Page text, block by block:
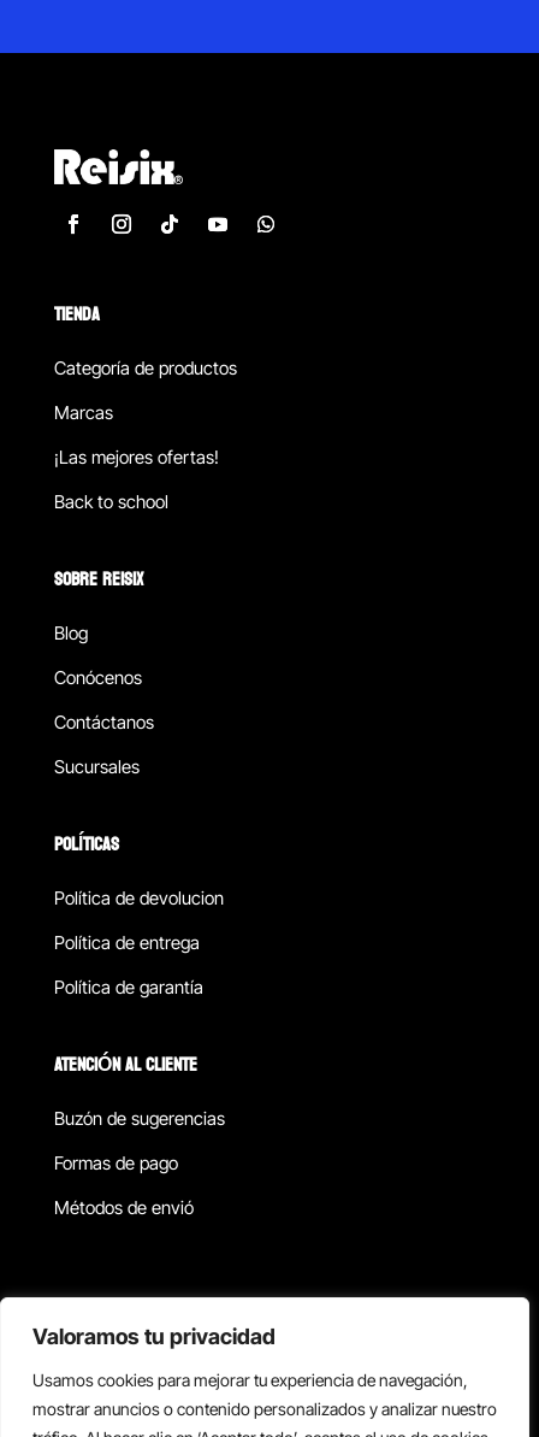
Valoramos tu privacidad
Usamos cookies para mejorar tu experiencia de navegación,
mostrar anuncios o contenido personalizados y analizar nuestro
TIENDA
Categoría de productos
Marcas
¡Las mejores ofertas!
Back to school
SOBRE REISIX
Blog
Conócenos
Contáctanos
Sucursales
POLÍTICAS
Política de devolucion
Política de entrega
Política de garantía
ATENCIÓN AL CLIENTE
Buzón de sugerencias
Formas de pago
Métodos de envió
Copyright © 2026 Reisix. Todos los derechos reservados.